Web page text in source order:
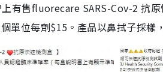
有售fluorecare SARS-Cov-2 抗
單位每劑$15。產品以鼻拭子採樣